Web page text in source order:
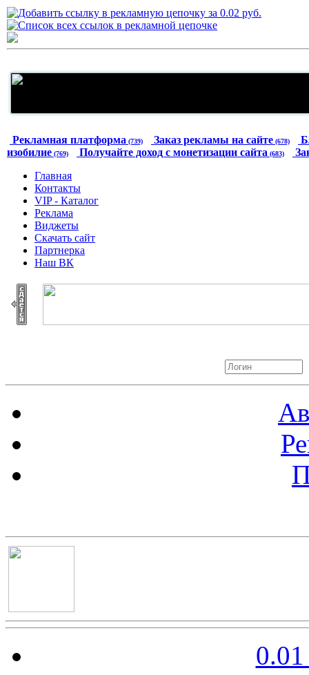
Рекламная платформа (739) Заказ рекламы на сайте (678)
изобилие (769) Получайте доход с монетизации сайта (683)
Главная
Контакты
VIP - Каталог
Реклама
Виджеты
Скачать сайт
Партнерка
Наш ВК